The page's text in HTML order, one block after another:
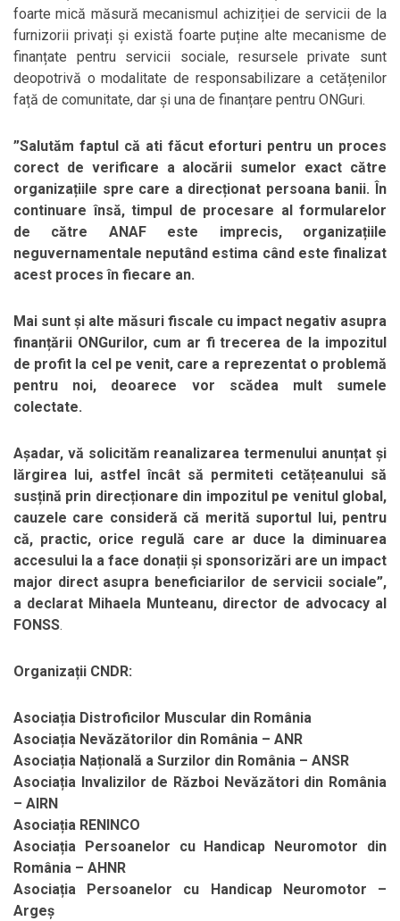
foarte mică măsură mecanismul achiziției de servicii de la
furnizorii privați și există foarte puține alte mecanisme de
finanțate pentru servicii sociale, resursele private sunt
deopotrivă o modalitate de responsabilizare a cetățenilor
față de comunitate, dar și una de finanțare pentru ONGuri.
”Salutăm faptul că ati făcut eforturi pentru un proces
corect de verificare a alocării sumelor exact către
organizațiile spre care a direcționat persoana banii. În
continuare însă, timpul de procesare al formularelor
de către ANAF este imprecis, organizațiile
neguvernamentale neputând estima când este finalizat
acest proces în fiecare an.
Mai sunt și alte măsuri fiscale cu impact negativ asupra
finanțării ONGurilor, cum ar fi trecerea de la impozitul
de profit la cel pe venit, care a reprezentat o problemă
pentru noi, deoarece vor scădea mult sumele
colectate.
Așadar, vă solicităm reanalizarea termenului anunțat și
lărgirea lui, astfel încât să permiteti cetățeanului să
susțină prin direcționare din impozitul pe venitul global,
cauzele care consideră că merită suportul lui, pentru
că, practic, orice regulă care ar duce la diminuarea
accesului la a face donații și sponsorizări are un impact
major direct asupra beneficiarilor de servicii sociale”,
a declarat Mihaela Munteanu, director de advocacy al
FONSS.
Organizații CNDR:
Asociația Distroficilor Muscular din România
Asociația Nevăzătorilor din România – ANR
Asociația Națională a Surzilor din România – ANSR
Asociația Invalizilor de Război Nevăzători din România
– AIRN
Asociația RENINCO
Asociația Persoanelor cu Handicap Neuromotor din
România – AHNR
Asociația Persoanelor cu Handicap Neuromotor –
Argeș